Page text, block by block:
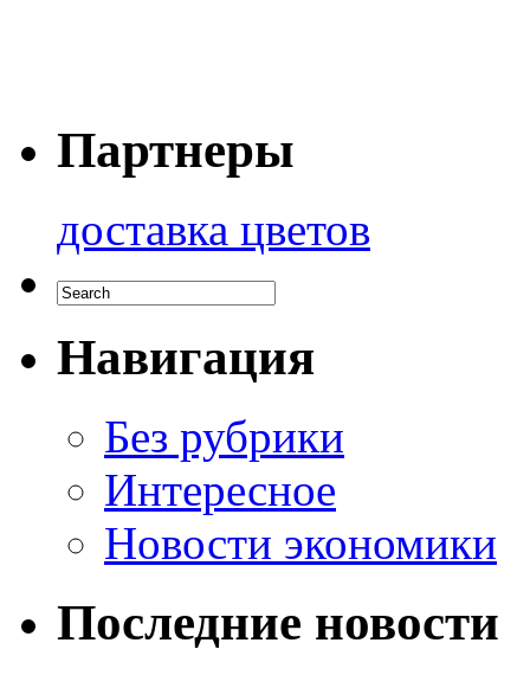
Партнеры
доставка цветов
Навигация
Без рубрики
Интересное
Новости экономики
Последние новости